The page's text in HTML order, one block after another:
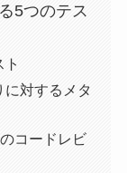
5つのテス
対するメタ
コードレビ